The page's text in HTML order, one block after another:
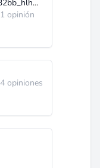
haier_hlh26bb_hlh32bb_hlh37bb.pdf
1 opinión
4 opiniones